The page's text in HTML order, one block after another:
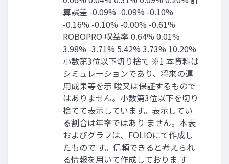
算誤差 -0.09% -0.09% -0.10%
-0.16% -0.10% -0.00% -0.61%
ROBOPRO 収益率 0.64% 0.01%
3.98% -3.71% 5.42% 3.73% 10.20%
小数第3位以下切り捨て ※1 本資料は
シミュレーションであり、将来の運
用成果等を示 唆又は保証するもので
はありません。小数第3位以下を切り
捨てて表示しています。表示してい
る割合は年率ではあり ません。本表
およびグラフは、FOLIOにて作成し
たもので す。信頼できると考えられ
る情報を用いて作成しておりま す